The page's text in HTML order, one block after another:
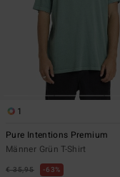
1
Pure Intentions Premium
Männer Grün T-Shirt
€ 35,95 63%